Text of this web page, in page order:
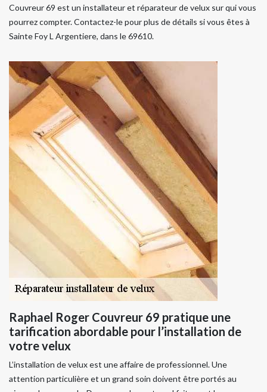
Couvreur 69 est un installateur et réparateur de velux sur qui vous
pourrez compter. Contactez-le pour plus de détails si vous êtes à
Sainte Foy L Argentiere, dans le 69610.
Raphael Roger Couvreur 69 pratique une
tarification abordable pour l’installation de
votre velux
L’installation de velux est une affaire de professionnel. Une
attention particulière et un grand soin doivent être portés au